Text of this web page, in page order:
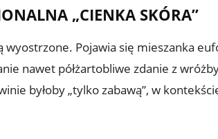
„CIENKA SKÓRA”
Pojawia się mieszanka
nawet półżartobliwe zdanie z
byłoby „tylko zabawą”, w